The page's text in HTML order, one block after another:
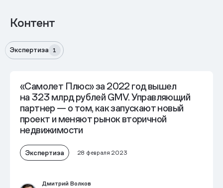
Контент
Экспертиза 1
«Самолет Плюс» за 2022 год вышел
на 323 млрд рублей GMV. Управляющий
партнер — о том, как запускают новый
проект и меняют рынок вторичной
недвижимости
Экспертиза 28 февраля 2023
Дмитрий Волков